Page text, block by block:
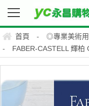
首頁 - ◎專業美術
-
FABER-CASTELL 輝